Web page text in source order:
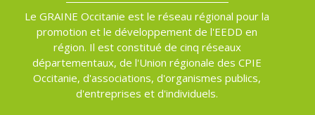
Le GRAINE Occitanie est le réseau régional pour la
promotion et le développement de l'EEDD en
région. Il est constitué de cinq réseaux
départementaux, de l'Union régionale des CPIE
Occitanie, d'associations, d'organismes publics,
d'entreprises et d'individuels.